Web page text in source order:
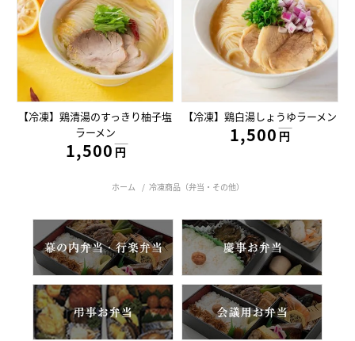
【冷凍】鶏清湯のすっきり柚子塩
ラーメン
1,500円
円
【冷凍】鶏白湯しょうゆラーメン
1,500円
円
ホーム / 冷凍商品（弁当・その他）